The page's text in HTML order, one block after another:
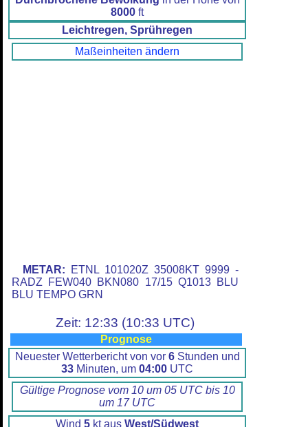
8000 ft
Leichtregen, Sprühregen
Maßeinheiten ändern
METAR: ETNL 101020Z 35008KT 9999 -
RADZ FEW040 BKN080 17/15 Q1013 BLU
BLU TEMPO GRN
Zeit: 12:33 (10:33 UTC)
Prognose
Neuester Wetterbericht von vor 6Stunden und
33 Minuten, um 04:00 UTC
Gültige Prognose vom 10 um 05 UTC bis 10
um 17 UTC
Wind 5 kt aus West/Südwest